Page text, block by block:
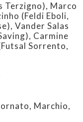
Terzigno), Marco
(Feldi Eboli,
Vander Salas
Carmine
Sorrento,
Marchio,